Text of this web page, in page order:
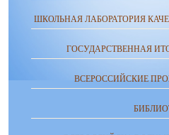
ШКОЛЬНАЯ ЛАБОРАТОРИЯ
ГОСУДАРСТВЕННАЯ
ВСЕРОССИЙСКИЕ